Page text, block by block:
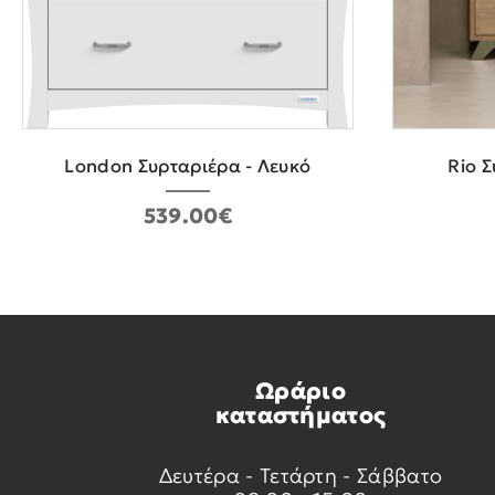
London Συρταριέρα - Λευκό
539.00€
Rio
Ωράριο
καταστήματος
Δευτέρα - Τετάρτη - Σάββατο